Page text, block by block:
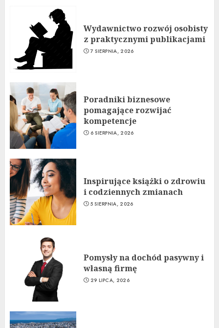
Wydawnictwo rozwój osobisty
z praktycznymi publikacjami
7 SIERPNIA, 2026
Poradniki biznesowe
pomagające rozwijać
kompetencje
6 SIERPNIA, 2026
Inspirujące książki o zdrowiu
i codziennych zmianach
5 SIERPNIA, 2026
Pomysły na dochód pasywny i
własną firmę
29 LIPCA, 2026